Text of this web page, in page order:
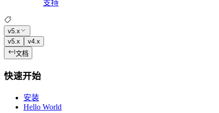
支持
v5.x
v5.x
v4.x
文档
快速开始
安装
Hello World